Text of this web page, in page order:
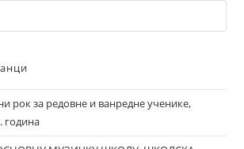
рок за редовне и ванредне ученике,
година